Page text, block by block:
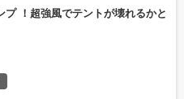
！超強風でテントが壊れるかと